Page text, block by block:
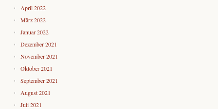
April 2022
März 2022
Januar 2022
Dezember 2021
November 2021
Oktober 2021
September 2021
August 2021
Juli 2021